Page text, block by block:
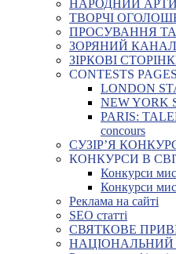
НАРОДНИЙ
ТВОРЧІ
ПРОСУВАННЯ
ЗОРЯНИЙ КАНАЛ
ЗІРКОВІ
CONTESTS PAGES
LONDON
NEW YORK
PARIS:
concours
СУЗІР’Я
КОНКУРСИ В
Конкурси
Конкурси
Реклама на сайті
SEO статті
СВЯТКОВЕ